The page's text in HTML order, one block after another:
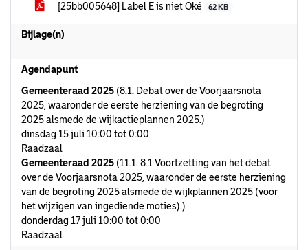
[25bb005648] Label E is niet Oké
62 KB
Bijlage(n)
Agendapunt
Gemeenteraad 2025 (8.1. Debat over de Voorjaarsnota
2025, waaronder de eerste herziening van de begroting
2025 alsmede de wijkactieplannen 2025.)
dinsdag 15 juli 10:00 tot 0:00
Raadzaal
Gemeenteraad 2025 (11.1. 8.1 Voortzetting van het debat
over de Voorjaarsnota 2025, waaronder de eerste herziening
van de begroting 2025 alsmede de wijkplannen 2025 (voor
het wijzigen van ingediende moties).)
donderdag 17 juli 10:00 tot 0:00
Raadzaal